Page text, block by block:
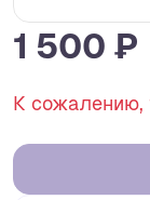
1 500 ₽
К сожалению,